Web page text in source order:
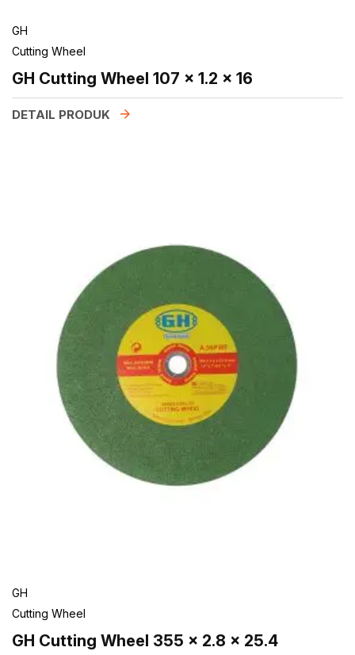
GH
Cutting Wheel
GH Cutting Wheel 107 x 1.2 x 16
DETAIL PRODUK
GH
Cutting Wheel
GH Cutting Wheel 355 x 2.8 x 25.4